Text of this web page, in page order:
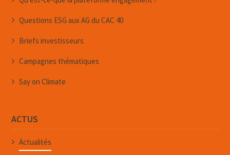
Questions ESG aux AG du CAC 40
Briefs investisseurs
Campagnes thématiques
Say on Climate
ACTUS
Actualités